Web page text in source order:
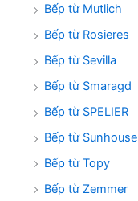
Bếp từ Mutlich
Bếp từ Rosieres
Bếp từ Sevilla
Bếp từ Smaragd
Bếp từ SPELIER
Bếp từ Sunhouse
Bếp từ Topy
Bếp từ Zemmer